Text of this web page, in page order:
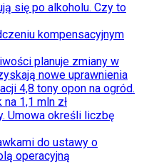
się po alkoholu. Czy to
kompensacyjnym
planuje zmiany w
nowe uprawnienia
4,8 tony opon na ogród.
1,1 mln zł
Umowa określi liczbę
do ustawy o
operacyjną